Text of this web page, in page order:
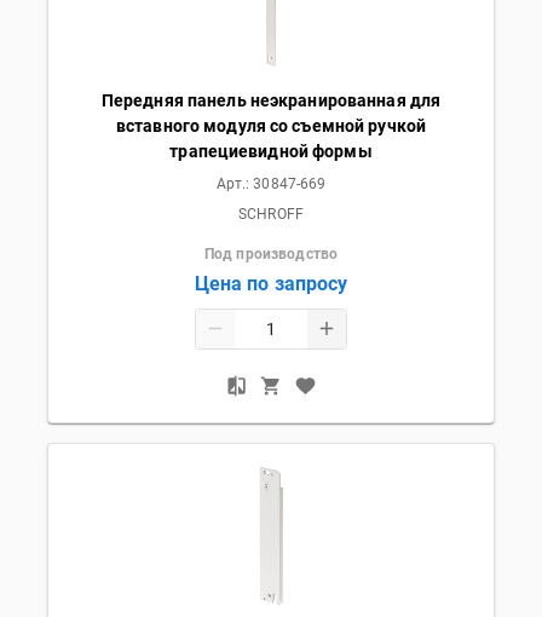
Передняя панель неэкранированная для
вставного модуля со съемной ручкой
трапециевидной формы
Арт.:30847-669
SCHROFF
Под производство
Цена по запросу